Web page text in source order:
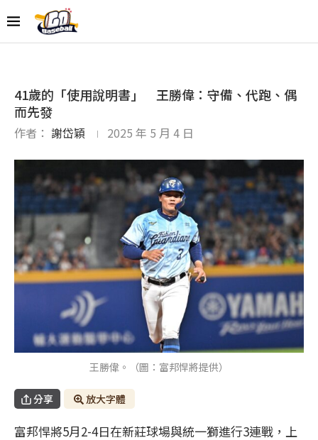
41歲的「使用說明書」 王勝偉：守備、代跑、偶
而先發
作者： 謝岱穎 2025 年 5 月 4 日
王勝偉。（圖：富邦悍將提供）
分享 放大字體
富邦悍將5月2-4日在新莊球場與統一獅進行3連戰，上